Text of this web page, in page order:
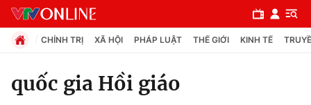
CHÍNH TRỊ XÃ HỘI PHÁP LUẬT THẾ GIỚI KINH TẾ
quốc gia Hồi giáo